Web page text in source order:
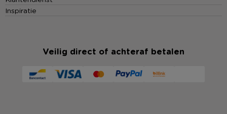
Inspiratie
Veilig direct of achteraf betalen